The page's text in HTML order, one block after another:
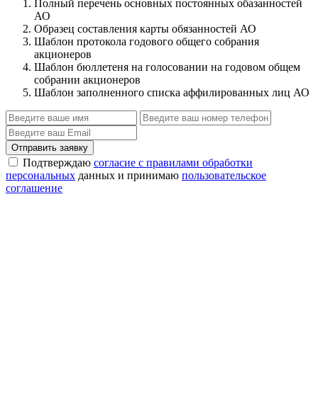
Полный перечень основных постоянных обазанностей
АО
Образец составления карты обязанностей АО
Шаблон протокола годового общего собрания
акционеров
Шаблон бюллетеня на голосовании на годовом общем
собрании акционеров
Шаблон заполненного списка аффилированных лиц АО
Отправить заявку
Подтверждаю согласие с правилами обработки
персональных данных и принимаю пользовательское
соглашение